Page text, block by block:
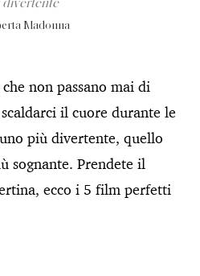
divertente
Madonna
non passano mai di
il cuore durante le
più divertente, quello
sognante. Prendete il
ecco i 5 film perfetti